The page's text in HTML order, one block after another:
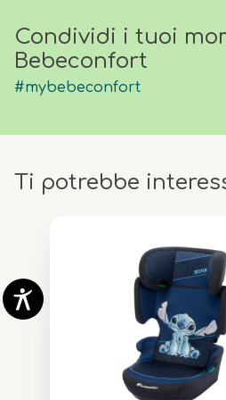
Condividi i tuoi
Bebeconfort
#mybebeconfort
Ti potrebbe